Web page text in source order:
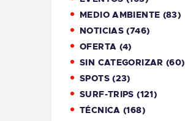
MEDIO AMBIENTE (83)
NOTICIAS (746)
OFERTA (4)
SIN CATEGORIZAR (60)
SPOTS(23)
SURF-TRIPS (121)
TÉCNICA (168)